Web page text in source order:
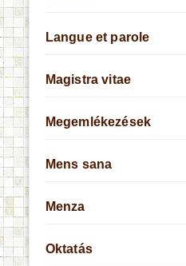
Langue et parole
Magistra vitae
Megemlékezések
Mens sana
Menza
Oktatás